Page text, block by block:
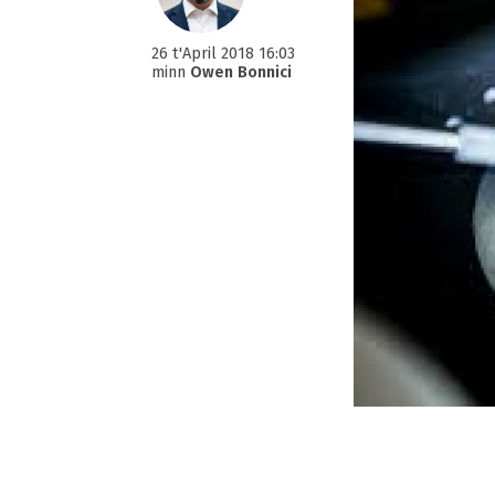
26 t'April 2018 16:03
minn Owen Bonnici